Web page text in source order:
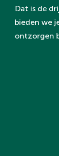
Dat is de
bieden we
ontzorgen